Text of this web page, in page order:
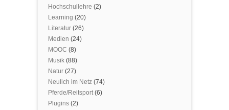
Hochschullehre (2)
Learning (20)
Literatur (26)
Medien (24)
MOOC (8)
Musik (88)
Natur (27)
Neulich im Netz (74)
Pferde/Reitsport(6)
Plugins (2)